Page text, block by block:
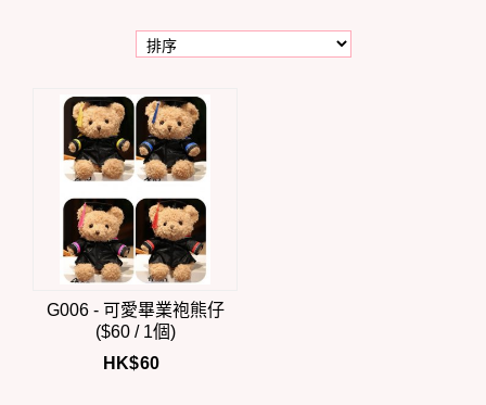
G006 - 可愛畢業袍熊仔
($60 / 1個)
HK$60